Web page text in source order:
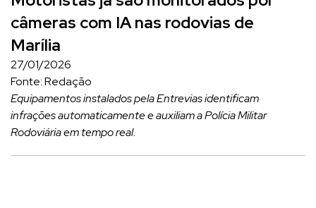
câmeras com IA nas rodovias de
Marília
27/01/2026
Fonte: Redação
Equipamentos instalados pela Entrevias identificam
infrações automaticamente e auxiliam a Polícia Militar
Rodoviária em tempo real.